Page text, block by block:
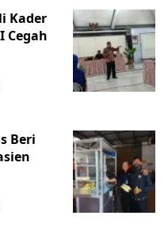
Kader
Cegah
Beri